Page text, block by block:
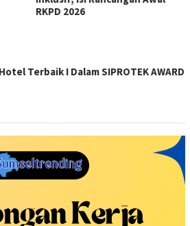
Terbaik I Dalam SIPROTEK AWARD